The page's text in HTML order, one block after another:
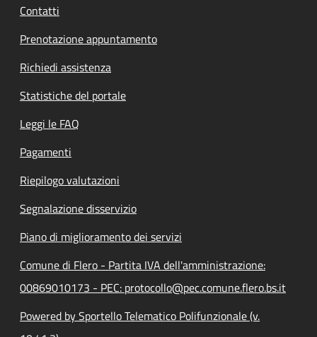
Contatti
Prenotazione appuntamento
Richiedi assistenza
Statistiche del portale
Leggi le FAQ
Pagamenti
Riepilogo valutazioni
Segnalazione disservizio
Piano di miglioramento dei servizi
Comune di Flero - Partita IVA dell'amministrazione:
00869010173 - PEC: protocollo@pec.comune.flero.bs.it
Powered by Sportello Telematico Polifunzionale (v.